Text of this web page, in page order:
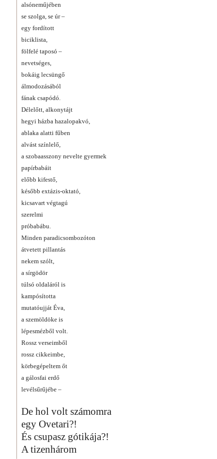
alsóneműjében
se szolga, se úr –
egy fordított
biciklista,
fölfelé taposó –
nevetséges,
bokáig lecsüngő
álmodozásából
fának csapódó.
Délelőtt, alkonytájt
hegyi házba hazalopakvó,
ablaka alatti fűben
alvást színlelő,
a szobaasszony nevelte gyermek
papírbabáit
előbb kifestő,
később extázis-oktató,
kicsavart végtagú
szerelmi
próbabábu.
Minden paradicsombozóton
átvetett pillantás
nekem szólt,
a sírgödör
túlsó oldaláról is
kampósította
mutatóujját Éva,
a szemöldöke is
lépesmézből volt.
Rossz verseimből
rossz cikkeimbe,
körbegépeltem őt
a gálosfai erdő
levélsűrűjébe –
De hol volt számomra
egy Ovetari?!
És csupasz gótikája?!
A tizenhárom